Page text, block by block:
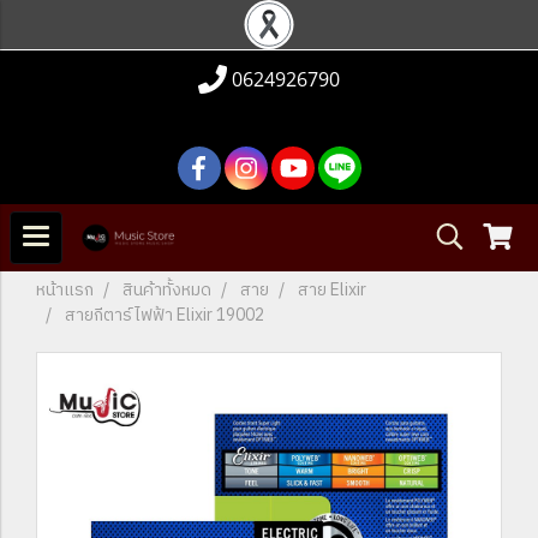
0624926790
หน้าแรก สินค้าทั้งหมด สาย
สาย Elixir
สายกีตาร์ไฟฟ้า Elixir 19002